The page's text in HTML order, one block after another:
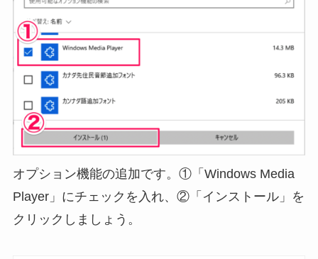
オプション機能の追加です。①「Windows Media
Player」にチェックを入れ、②「インストール」を
クリックしましょう。